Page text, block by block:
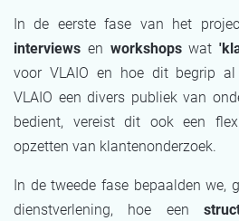
In de eerste fase van het
interviews en workshopswat
voor VLAIO en hoe dit begrip
VLAIO een divers publiek van
bedient, vereist dit ook een
opzetten van klantenonderzoek.
In de tweede fase bepaalden we,
dienstverlening, hoe een